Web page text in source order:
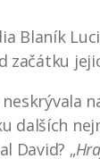
Blaník
začátku
dalších
David? „